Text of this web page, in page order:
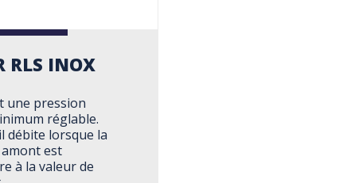
RLS INOX
une pression
réglable.
débite lorsque la
est
à la valeur de